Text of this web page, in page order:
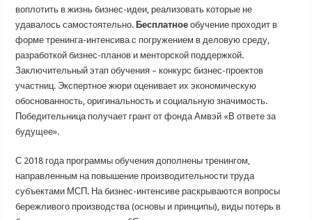
воплотить в жизнь бизнес-идеи, реализовать которые не
удавалось самостоятельно. Бесплатноеобучение проходит в
форме тренинга-интенсива с погружением в деловую среду,
разработкой бизнес-планов и менторской поддержкой.
Заключительный этап обучения – конкурс бизнес-проектов
участниц. Экспертное жюри оценивает их экономическую
обоснованность, оригинальность и социальную значимость.
Победительница получает грант от фонда Амвэй «В ответе за
будущее».
С 2018 года программы обучения дополнены тренингом,
направленным на повышение производительности труда
субъектами МСП. На бизнес-интенсиве раскрываются вопросы
бережливого производства (основы и принципы), виды потерь в